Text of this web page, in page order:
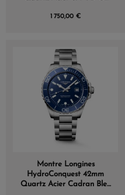
1 750,00 €
Montre Longines
HydroConquest 42mm
Quartz Acier Cadran Bleu